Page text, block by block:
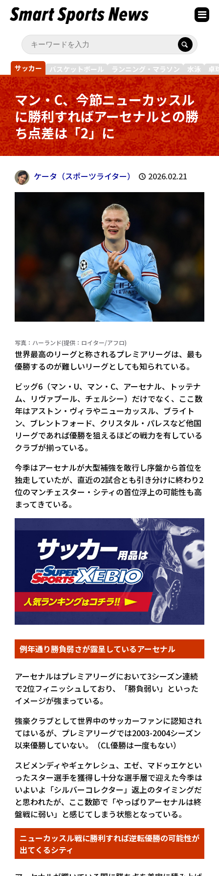
サッカー バスケットボール ランニング・マラソン 水泳 卓
マン・C、今節ニューカッスル
に勝利すればアーセナルとの勝
ち点差は「2」に
ケータ（スポーツライター） 2026.02.21
写真：ハーランド(提供：ロイター/アフロ)
世界最高のリーグと称されるプレミアリーグは、最も
優勝するのが難しいリーグとしても知られている。
ビッグ6（マン・U、マン・C、アーセナル、トッテナ
ム、リヴァプール、チェルシー）だけでなく、ここ数
年はアストン・ヴィラやニューカッスル、ブライト
ン、ブレントフォード、クリスタル・パレスなど他国
リーグであれば優勝を狙えるほどの戦力を有している
クラブが揃っている。
今季はアーセナルが大型補強を敢行し序盤から首位を
独走していたが、直近の2試合とも引き分けに終わり2
位のマンチェスター・シティの首位浮上の可能性も高
まってきている。
例年通り勝負弱さが露呈しているアーセナル
アーセナルはプレミアリーグにおいて3シーズン連続
で2位フィニッシュしており、「勝負弱い」といった
イメージが強まっている。
強豪クラブとして世界中のサッカーファンに認知され
てはいるが、プレミアリーグでは2003-2004シーズン
以来優勝していない。（CL優勝は一度もない）
スビメンディやギェケレシュ、エゼ、マドゥエケとい
ったスター選手を獲得し十分な選手層で迎えた今季は
いよいよ「シルバーコレクター」返上のタイミングだ
と思われたが、ここ数節で「やっぱりアーセナルは終
盤戦に弱い」と感じてしまう状態となっている。
ニューカッスル戦に勝利すれば逆転優勝の可能性が
出てくるシティ